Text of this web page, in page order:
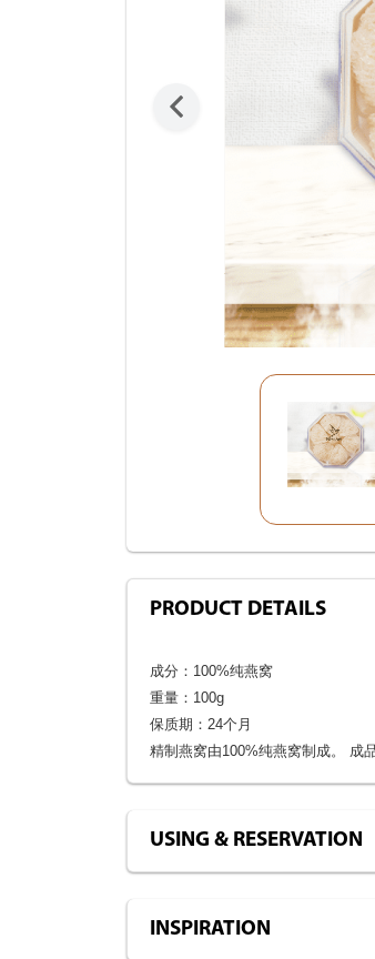
PRODUCT DETAILS
成分：100%纯燕窝
重量：100g
保质期：24个月
精制燕窝由100%纯燕窝制成。 成
USING & RESERVATION
INSPIRATION